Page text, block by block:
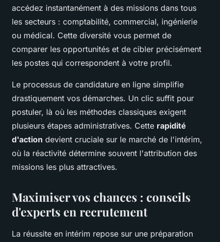
accédez instantanément à des missions dans tous
les secteurs : comptabilité, commercial, ingénierie
ou médical. Cette diversité vous permet de
comparer les opportunités et de cibler précisément
les postes qui correspondent à votre profil.
Le processus de candidature en ligne simplifie
drastiquement vos démarches. Un clic suffit pour
postuler, là où les méthodes classiques exigent
plusieurs étapes administratives. Cette rapidité
d'action devient cruciale sur le marché de l'intérim,
où la réactivité détermine souvent l'attribution des
missions les plus attractives.
Maximiser vos chances : conseils
d'experts en recrutement
La réussite en intérim repose sur une préparation